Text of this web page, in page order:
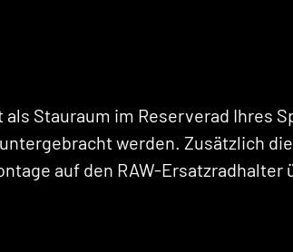
Stauraum im Reserverad Ihres
werden. Zusätzlich
auf den RAW-Ersatzradhalter